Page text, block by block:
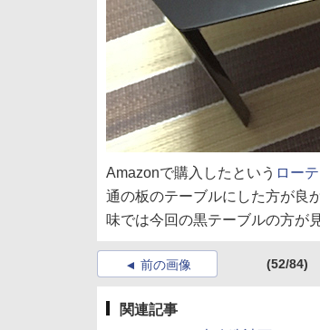
Amazonで購入したという ロー
通の板のテーブルにした方が良
味では今回の黒テーブルの方が
前の画像 (52/84)
関連記事